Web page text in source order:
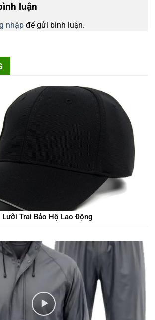
luận
nhập để gửi bình luận.
Lưỡi Trai Bảo Hộ Lao Động